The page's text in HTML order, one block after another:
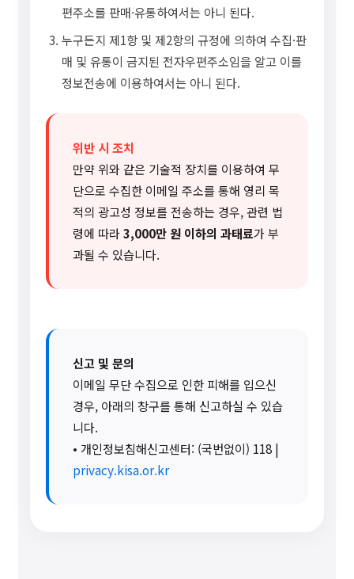
편주소를 판매·유통하여서는 아니 된다.
누구든지 제1항 및 제2항의 규정에 의하여 수집·판
매 및 유통이 금지된 전자우편주소임을 알고 이를
정보전송에 이용하여서는 아니 된다.
위반 시 조치
만약 위와 같은 기술적 장치를 이용하여 무
단으로 수집한 이메일 주소를 통해 영리 목
적의 광고성 정보를 전송하는 경우, 관련 법
령에 따라3,000만 원 이하의 과태료가 부
과될 수 있습니다.
신고 및 문의
이메일 무단 수집으로 인한 피해를 입으신
경우, 아래의 창구를 통해 신고하실 수 있습
니다.
• 개인정보침해신고센터: (국번없이) 118 |
privacy.kisa.or.kr